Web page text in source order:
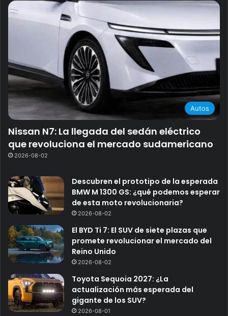
Autos
Nissan N7: La llegada del sedán eléctrico
que revoluciona el mercado sudamericano
2026-08-02
Descubren el prototipo de la esperada
BMW M 1300 GS: ¿qué podemos esperar
de esta moto revolucionaria?
2026-08-02
El BYD Ti 7: El SUV de siete plazas que
promete revolucionar el mercado del
Reino Unido
2026-08-02
Toyota Sequoia 2027: ¿La
actualización más esperada del
gigante de los SUV?
2026-08-01